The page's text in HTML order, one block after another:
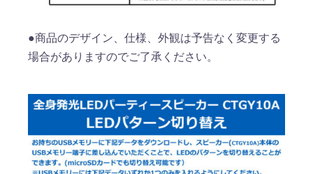
●商品のデザイン、仕様、外観は予告なく変更する
場合がありますのでご了承ください。